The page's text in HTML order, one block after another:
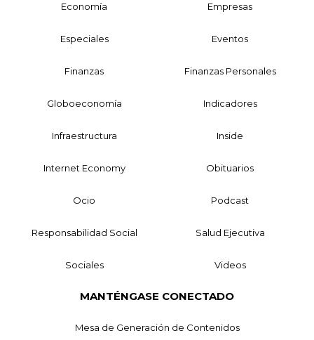
Economía Empresas
Especiales Eventos
Finanzas Finanzas Personales
Globoeconomía Indicadores
Infraestructura Inside
Internet Economy Obituarios
Ocio Podcast
Responsabilidad Social Salud Ejecutiva
Sociales Videos
MANTÉNGASE CONECTADO
Mesa de Generación de Contenidos